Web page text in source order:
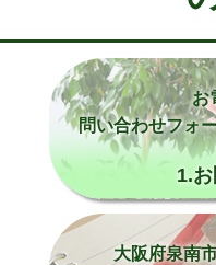
お
問い合わせフォ
1.
大阪府泉南